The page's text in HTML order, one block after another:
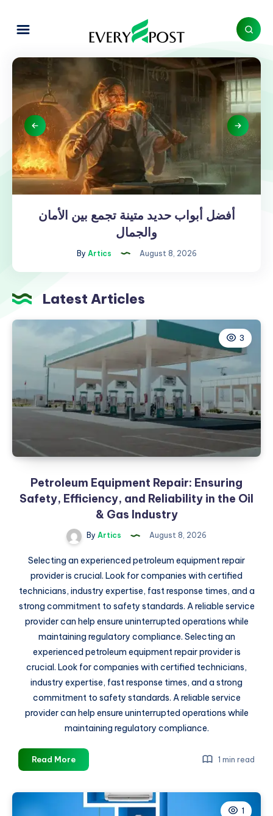
أفضل أبواب حديد متينة تجمع بين الأمان
والجمال
By Artics August 8, 2026
أفضل
تجمع
الأمان
والجمال
Latest Articles
3
Petroleum Equipment Repair: Ensuring
Safety, Efficiency, and Reliability in the Oil
& Gas Industry
By Artics August 8, 2026
Selecting an experienced petroleum equipment repair
provider is crucial. Look for companies with certified
technicians, industry expertise, fast response times, and a
strong commitment to safety standards. A reliable service
provider can help ensure uninterrupted operations while
maintaining regulatory compliance. Selecting an
experienced petroleum equipment repair provider is
crucial. Look for companies with certified technicians,
industry expertise, fast response times, and a strong
commitment to safety standards. A reliable service
provider can help ensure uninterrupted operations while
maintaining regulatory compliance.
Read MorePetroleum
Equipment
Ensuring
1 min read
1